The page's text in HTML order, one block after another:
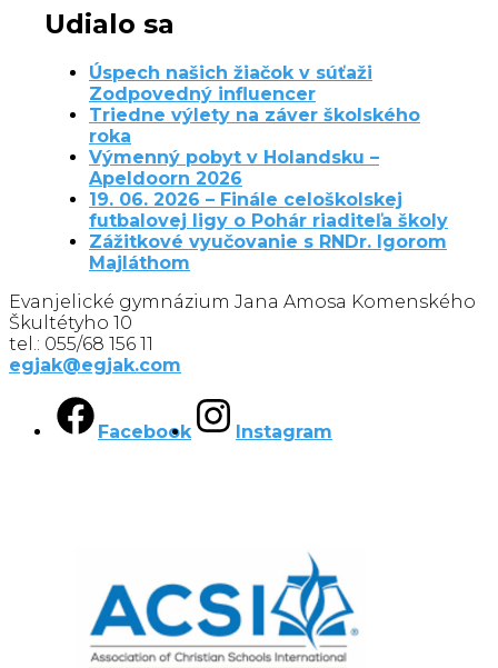
Udialo sa
Úspech našich žiačok v súťaži
Zodpovedný influencer
Triedne výlety na záver školského
roka
Výmenný pobyt v Holandsku –
Apeldoorn 2026
19. 06. 2026 – Finále celoškolskej
futbalovej ligy o Pohár riaditeľa školy
Zážitkové vyučovanie s RNDr. Igorom
Majláthom
Evanjelické gymnázium Jana Amosa Komenského
Škultétyho 10
tel.: 055/68 156 11
egjak@egjak.com
Facebook Instagram